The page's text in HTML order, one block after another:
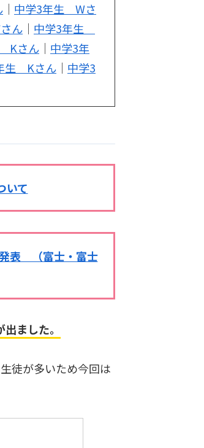
｜ 中学3年生 Wさ
ん ｜ 中学3年生
Kさん ｜ 中学3年
生 Kさん ｜ 中学3
いて
表 （富士・富士
ました。
徒が多いため今回は